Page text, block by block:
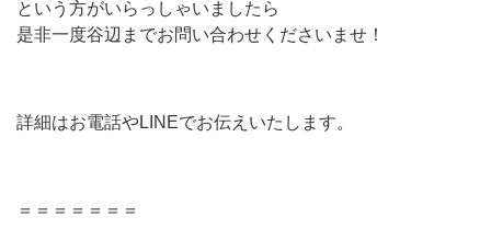
という方がいらっしゃいましたら
是非一度谷辺までお問い合わせくださいませ！
詳細はお電話やLINEでお伝えいたします。
＝＝＝＝＝＝＝